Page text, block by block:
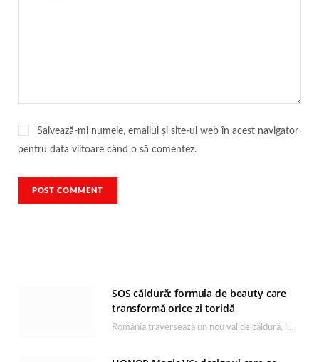
Salvează-mi numele, emailul și site-ul web în acest navigator
pentru data viitoare când o să comentez.
SOS căldură: formula de beauty care
transformă orice zi toridă
România traversează un nou val de căldură, iar rutina de îngrijire capătă un rol esențial…